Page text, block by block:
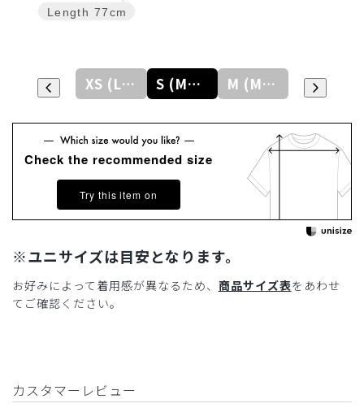
Length 77cm
XXS (LADYS) XS (LADYS) S (MENS) M (MENS)
Check the recommended size
Try this item on
※ユニサイズは目安となります。
お好みによって着用感が異なるため、 商品サイズ表をあわせ
てご確認ください。
カスタマーレビュー